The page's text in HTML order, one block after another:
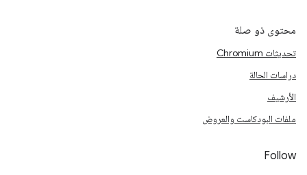
محتوى ذو صلة
تحديثات Chromium
دراسات الحالة
الأرشيف
ملفات البودكاست والعروض
Follow